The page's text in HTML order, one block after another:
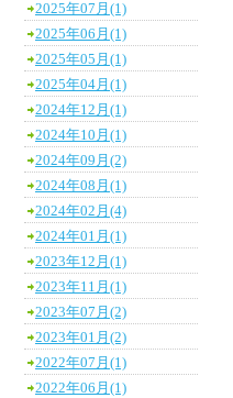
2025年07月(1)
2025年06月(1)
2025年05月(1)
2025年04月(1)
2024年12月(1)
2024年10月(1)
2024年09月(2)
2024年08月(1)
2024年02月(4)
2024年01月(1)
2023年12月(1)
2023年11月(1)
2023年07月(2)
2023年01月(2)
2022年07月(1)
2022年06月(1)